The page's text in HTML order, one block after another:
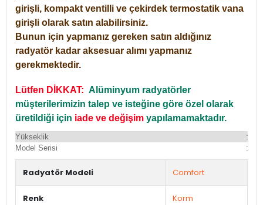
girişli, kompakt ventilli ve çekirdek termostatik vana
girişli olarak satın alabilirsiniz.
Bunun için yapmanız gereken satın aldığınız
radyatör kadar aksesuar alımı yapmanız
gerekmektedir.
Lütfen DİKKAT: Alüminyum radyatörler
müşterilerimizin talep ve isteğine göre özel olarak
üretildiği için iade ve değişim yapılamamaktadır.
Yükseklik :
Model Serisi
:
Radyatör Modeli Comfort
Renk Korm